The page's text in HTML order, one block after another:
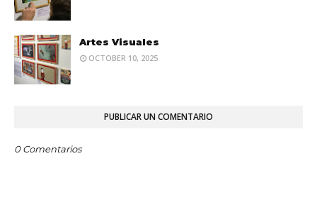
Artes Visuales
OCTOBER 10, 2025
PUBLICAR UN COMENTARIO
0 Comentarios